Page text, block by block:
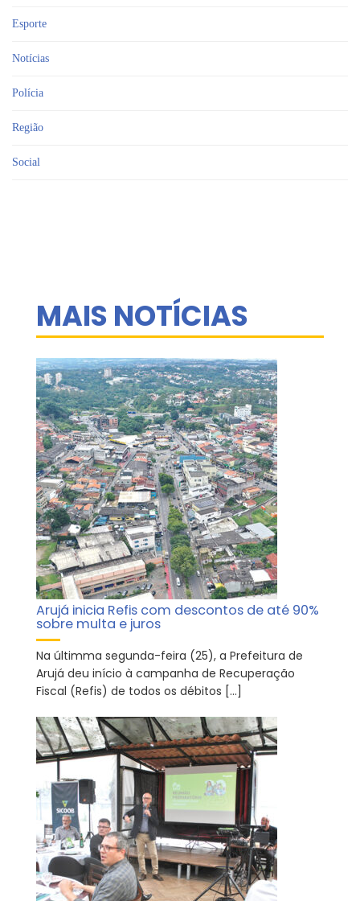
Esporte
Notícias
Polícia
Região
Social
MAIS NOTÍCIAS
Arujá inicia Refis com descontos de até 90%
sobre multa e juros
Na últimma segunda-feira (25), a Prefeitura de
Arujá deu início à campanha de Recuperação
Fiscal (Refis) de todos os débitos […]